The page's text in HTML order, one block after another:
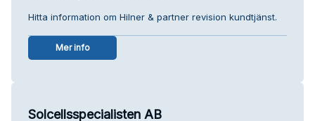
Hitta information om Hilner & partner revision kundtjänst.
Mer info
Solcellsspecialisten AB